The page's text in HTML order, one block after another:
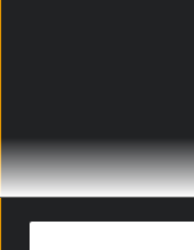
Για όλες